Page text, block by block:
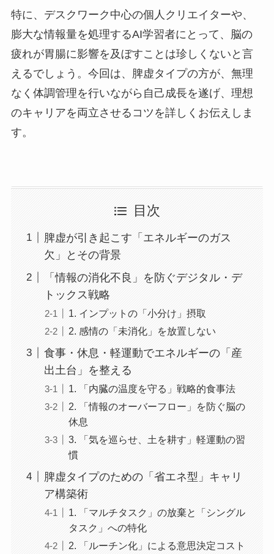
特に、デスクワーク中心の個人クリエイターや、
膨大な情報量を処理するAI学習者にとって、脳の
疲れが胃腸に影響を及ぼすことは珍しくないと言
えるでしょう。今回は、脾虚タイプの方が、無理
なく体調管理を行いながら自己成長を遂げ、理想
のキャリアを両立させるコツを詳しくお伝えしま
す。
目次
脾虚が引き起こす「エネルギーのガス
欠」とその背景
「情報の消化不良」を防ぐデジタル・デ
トックス戦略
1. インプットの「小分け」摂取
2. 感情の「未消化」を放置しない
食事・休息・軽運動でエネルギーの「産
出土台」を整える
1. 「内臓の温度を守る」戦略的食事法
2. 「情報のオーバーフロー」を防ぐ脳の
休息
3. 「気を巡らせ、土を耕す」軽運動の習
慣
脾虚タイプのための「省エネ型」キャリ
ア構築術
1. 「マルチタスク」の放棄と「シングル
タスク」への特化
2. 「ルーチン化」による意思決定コスト